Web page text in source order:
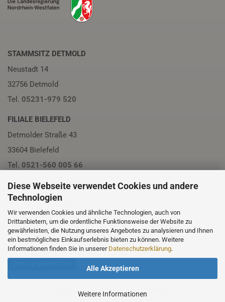
Diese Webseite verwendet Cookies und andere
Technologien
Wir verwenden Cookies und ähnliche Technologien, auch von
Drittanbietern, um die ordentliche Funktionsweise der Website zu
gewährleisten, die Nutzung unseres Angebotes zu analysieren und Ihnen
ein bestmögliches Einkaufserlebnis bieten zu können. Weitere
Informationen finden Sie in unserer Datenschutzerklärung.
Alle Akzeptieren
Weitere Informationen
STAMMSITZ DETMOLD
Neustadt 14
32756 Detmold
Tel. 05231-979 520
FILIALE BIELEFELD
Detmolder Straße 43
33604 Bielefeld
Tel. 0521-560 005 66
FILIALE PADERBORN
Friedrichstraße 13
33102 Paderborn
Tel.05251-230 01
Webshopby Gambio.de © 2026